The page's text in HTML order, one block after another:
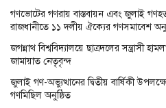
গণভোটের গণরায় বাস্তবায়ন এবং জুলাই
রাজধানীতে ১১ দলীয় ঐক্যের গণসমাবেশ
জগন্নাথ বিশ্ববিদ্যালয়ে ছাত্রদলের সন্ত্রাসী
জামায়াত নেতৃবৃন্দ
জুলাই গণ-অভ্যুত্থানের দ্বিতীয় বার্ষিকী
গণমিছিল অনুষ্ঠিত